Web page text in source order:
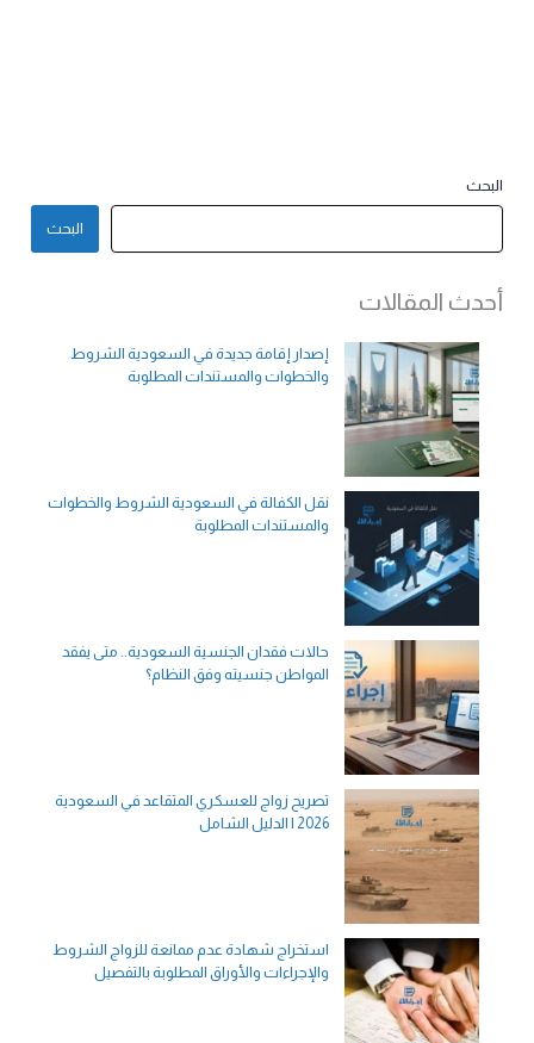
البحث
البحث
أحدث المقالات
إصدار إقامة جديدة في السعودية الشروط
والخطوات والمستندات المطلوبة
نقل الكفالة في السعودية الشروط والخطوات
والمستندات المطلوبة
حالات فقدان الجنسية السعودية.. متى يفقد
المواطن جنسيته وفق النظام؟
تصريح زواج للعسكري المتقاعد في السعودية
2026 | الدليل الشامل
استخراج شهادة عدم ممانعة للزواج الشروط
والإجراءات والأوراق المطلوبة بالتفصيل